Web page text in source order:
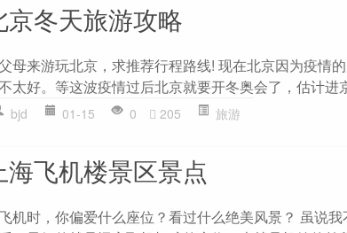
京冬天旅游攻略
母来游玩北京，求推荐行程路线! 现在北京因为疫情
太好。等这波疫情过后北京就要开冬奥会了，估计进
bjd 01-15 0 205 旅游
海飞机楼景区景点
机时，你偏爱什么座位？看过什么绝美风景？ 虽说